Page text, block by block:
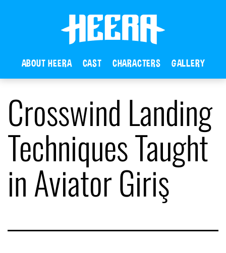
ABOUT HEERA CAST CHARACTERS GALLERY
Crosswind Landing
Techniques Taught
in Aviator Giriş